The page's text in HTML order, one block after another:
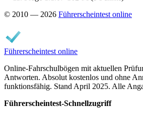
© 2010 — 2026 Führerscheintest online
Führerscheintest online
Online-Fahrschulbögen mit aktuellen
Antworten. Absolut kostenlos und ohne
funktionsfähig. Stand April 2025. Alle
Führerscheintest-Schnellzugriff